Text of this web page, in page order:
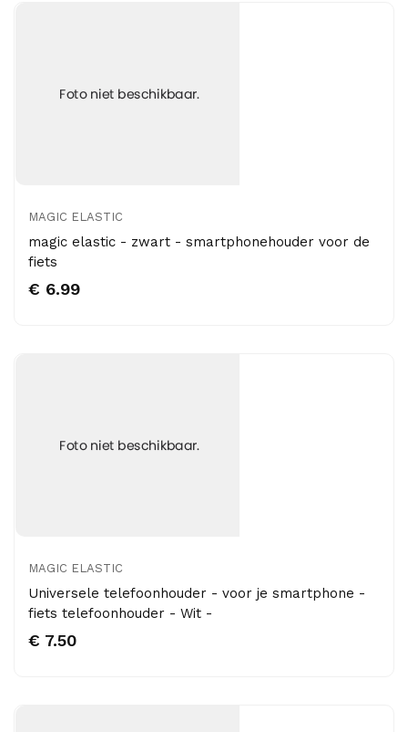
MAGIC ELASTIC
magic elastic - zwart - smartphonehouder voor de
fiets
€ 6.99
MAGIC ELASTIC
Universele telefoonhouder - voor je smartphone -
fiets telefoonhouder - Wit -
€ 7.50